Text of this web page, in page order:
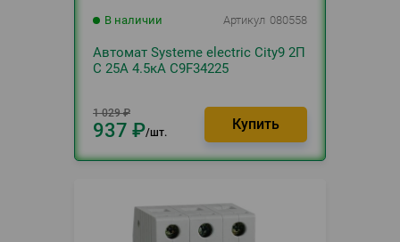
В наличии Артикул 080558
Автомат Systeme electric City9 2П
C 25А 4.5кА C9F34225
1 029 ₽
937 ₽ шт.